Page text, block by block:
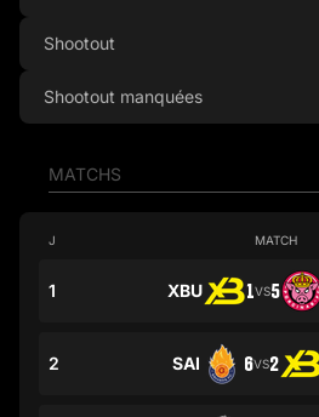
MATCHS
J MATCH
1 XBU 1VS5
2 SAI 6VS2
Shootout
Shootout manquées